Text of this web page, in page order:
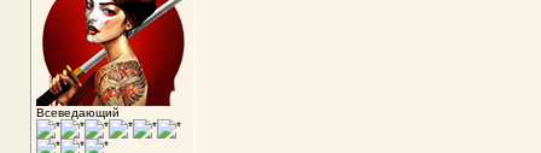
Всеведающий